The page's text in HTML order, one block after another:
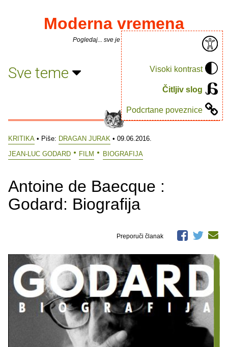
Visoki kontrast
Čitljiv slog
Podcrtane poveznice
Moderna vremena
Pogledaj... sve je puno knjiga.
Sve teme
KRITIKA • Piše: DRAGAN JURAK • 09.06.2016.
JEAN-LUC GODARD
FILM BIOGRAFIJA
Antoine de Baecque :
Godard: Biografija
Preporuči članak